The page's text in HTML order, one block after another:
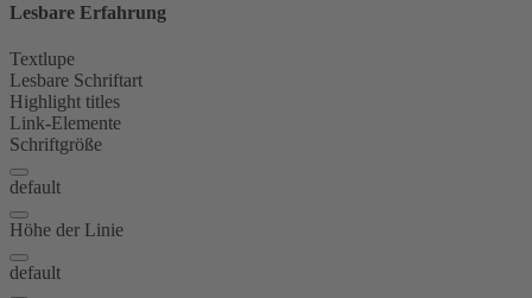
Lesbare Erfahrung
Textlupe
Lesbare Schriftart
Highlight titles
Link-Elemente
Schriftgröße
default
Höhe der Linie
default